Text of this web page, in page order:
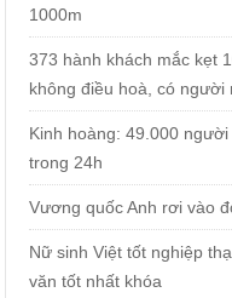
1000m
373 hành khách mắc kẹt
không điều hoà, có người
Kinh hoàng: 49.000
trong 24h
Vương quốc Anh rơi vào
Nữ sinh Việt tốt nghiệp
văn tốt nhất khóa